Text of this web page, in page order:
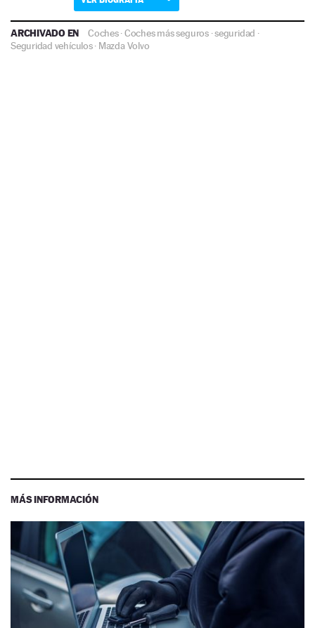
ARCHIVADO EN Coches·Coches más seguros·seguridad ·
Seguridad vehículos· MazdaVolvo
MÁS INFORMACIÓN